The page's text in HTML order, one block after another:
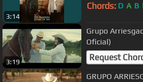
3:14
Chords: D A B
3:19
Grupo
Oficial)
Request
GRUPO